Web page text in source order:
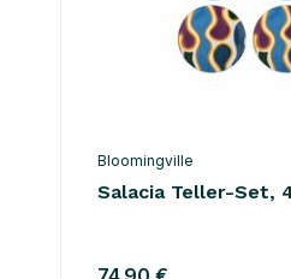
Bloomingville
Salacia Teller-Set,